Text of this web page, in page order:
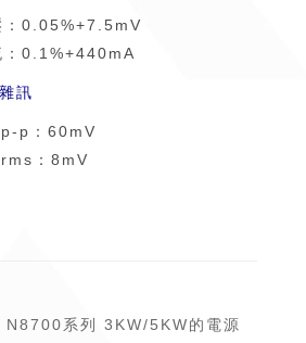
：0.05%+7.5mV
：0.1%+440mA
訊
p：60mV
：8mV
系列 3KW/5KW的電源